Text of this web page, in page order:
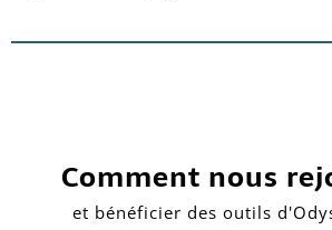
Comment nous
et bénéficier des outils